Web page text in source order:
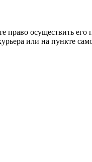
право осуществить
или на пункте